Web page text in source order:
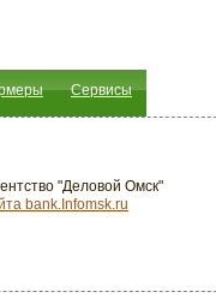
Сервисы
"Деловой Омск"
bank.Infomsk.ru